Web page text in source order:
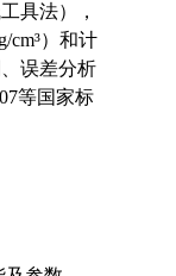
具法），
cm³）和计
误差分析
等国家标